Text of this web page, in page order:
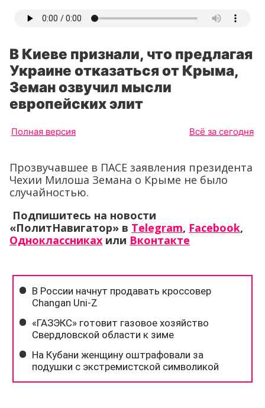
В Киеве признали, что предлагая
Украине отказаться от Крыма,
Земан озвучил мысли
европейских элит
Полная версия Всё за сегодня
Прозвучавшее в ПАСЕ заявления президента
Чехии Милоша Земана о Крыме не было
случайностью.
Подпишитесь на новости
«ПолитНавигатор» в Telegram, Facebook,
Одноклассниках или Вконтакте